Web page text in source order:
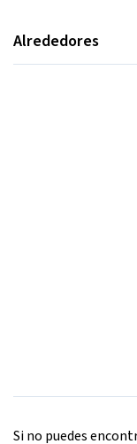
Alrededores
Si no puedes